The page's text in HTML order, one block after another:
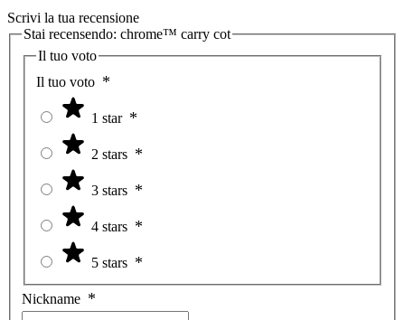
Scrivi la tua recensione
Stai recensendo: chrome™ carry cot
Il tuo voto
Il tuo voto
1 star
2 stars
3 stars
4 stars
5 stars
Nickname